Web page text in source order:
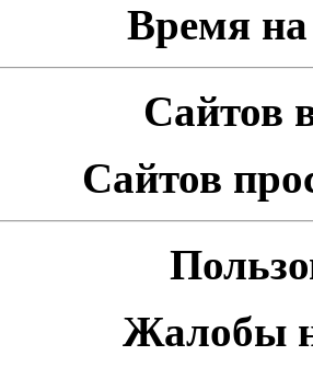
Время на
Сайтов
Сайтов
Жалобы